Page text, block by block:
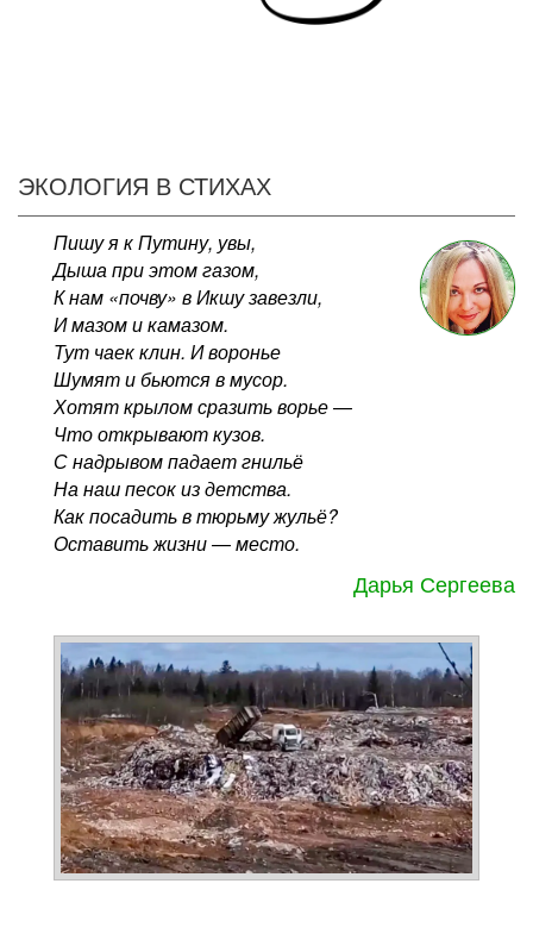
ЭКОЛОГИЯ В СТИХАХ
Пишу я к Путину, увы,
Дыша при этом газом,
К нам «почву» в Икшу завезли,
И мазом и камазом.
Тут чаек клин. И воронье
Шумят и бьются в мусор.
Хотят крылом сразить ворье —
Что открывают кузов.
С надрывом падает гнильё
На наш песок из детства.
Как посадить в тюрьму жульё?
Оставить жизни — место.
Дарья Сергеева